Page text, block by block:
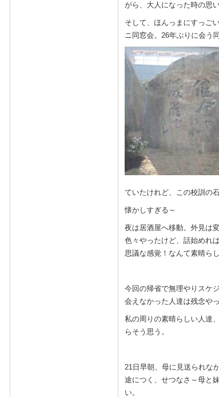
がら、大人になった時の思
そして、ほんっまにすっご
ニ同窓会。26年ぶりに会う
ていたけれど、この校訓の
懐かしすぎる～
夜は居酒屋へ移動。外見は
色々やったけど、話始めれ
思議な感覚！なんて素晴ら
今回の帰省で無理やりスケ
会えなかった人達は残念や
私の周りの素晴らしい人達
らそう思う。
21日早朝、母に見送られな
途につく、せつなさ～母と
い。